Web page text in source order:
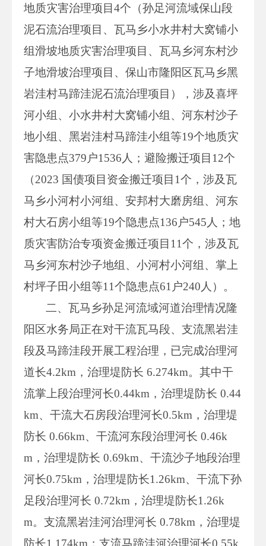
地质灾害治理项目4个（孙足河流域保山段
泥石流治理项目、瓦马乡小水井村大窝铺小
组滑坡地质灾害治理项目、瓦马乡河东村沙
子地滑坡治理项目、保山市隆阳区瓦马乡黑
岩洼村马蹄洼泥石流治理项目），涉及喜坪
河小组、小水井村大窝铺小组、河东村沙子
地小组、黑岩洼村马蹄洼小组等19个地质灾
害隐患点379户1536人；避险搬迁项目12个
（2023 国债项目资金搬迁项目1个，涉及瓦
马乡小河村小河组、安邦村大磨房组、河东
村大石房小组等19个隐患点136户545人；地
质灾害防治专项资金搬迁项目11个，涉及瓦
马乡河东村沙子地组、小河村小河组、掌上
村坪子田小组等11个隐患点61户240人）。
二、瓦马乡孙足河流域河道治理情况隆
阳区水务局正在对干流瓦马段、支流黑岩洼
段及马蹄洼段开展工程治理，已完成治理河
道长4.2km，治理堤防长 6.274km。其中干
流掌上段治理河长0.44km，治理堤防长 0.44
km、干流大石房段治理河长0.5km，治理堤
防长 0.66km、干流河东段治理河长 0.46k
m，治理堤防长 0.69km、干流沙子地段治理
河长0.75km，治理堤防长1.26km、干流下孙
足段治理河长 0.72km，治理堤防长1.26k
m。支流黑岩洼河治理河长 0.78km，治理堤
防长1.174km；支流马蹄洼河治理河长0.55k